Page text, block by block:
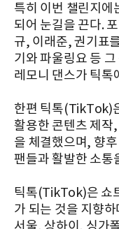
특히 이번 챌린지에
되어 눈길을 끈다.
규, 이래준, 권기표
기와 파울링요 등 그
레모니 댄스가 틱톡
한편 틱톡(TikTok)
활용한 콘텐츠 제작
을 체결했으며, 향
팬들과 활발한 소통
틱톡(TikTok)은 쇼
가 되는 것을 지향